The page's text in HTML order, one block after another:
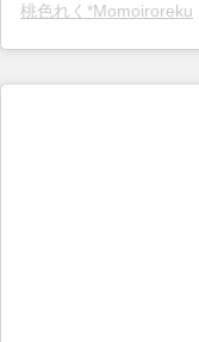
桃色れく*Momoiroreku